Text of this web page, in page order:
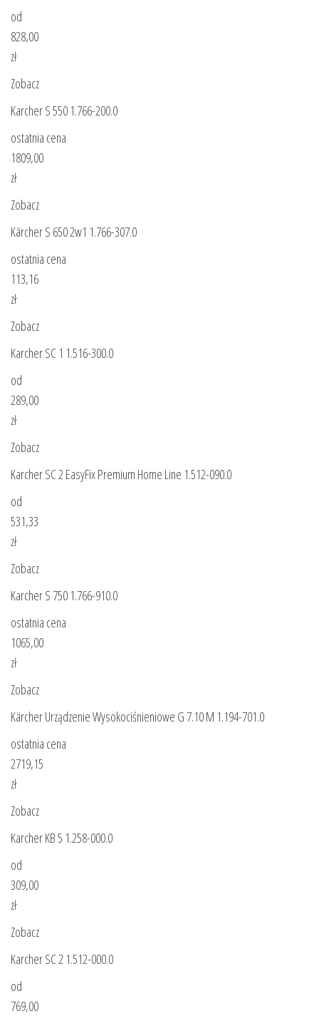
od
828,00
zł
Zobacz
Karcher S 550 1.766-200.0
ostatnia cena
1809,00
zł
Zobacz
Kärcher S 650 2w1 1.766-307.0
ostatnia cena
113,16
zł
Zobacz
Karcher SC 1 1.516-300.0
od
289,00
zł
Zobacz
Karcher SC 2 EasyFix Premium Home Line 1.512-090.0
od
531,33
zł
Zobacz
Karcher S 750 1.766-910.0
ostatnia cena
1065,00
zł
Zobacz
Kärcher Urządzenie Wysokociśnieniowe G 7.10 M 1.194-701.0
ostatnia cena
2719,15
zł
Zobacz
Karcher KB 5 1.258-000.0
od
309,00
zł
Zobacz
Karcher SC 2 1.512-000.0
od
769,00